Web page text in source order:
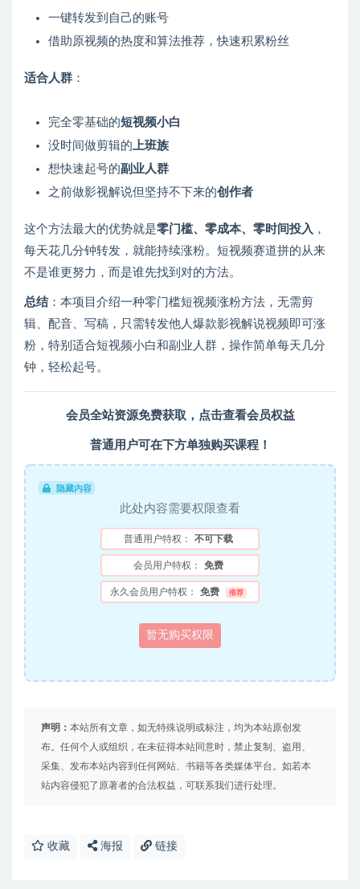
一键转发到自己的账号
借助原视频的热度和算法推荐，快速积累粉丝
适合人群 ：
完全零基础的短视频小白
没时间做剪辑的 上班族
想快速起号的副业人群
之前做影视解说但坚持不下来的创作者
这个方法最大的优势就是零门槛、零成本、零时间投入 ，
每天花几分钟转发，就能持续涨粉。短视频赛道拼的从来
不是谁更努力，而是谁先找到对的方法。
总结：本项目介绍一种零门槛短视频涨粉方法，无需剪
辑、配音、写稿，只需转发他人爆款影视解说视频即可涨
粉，特别适合短视频小白和副业人群，操作简单每天几分
钟，轻松起号。
会员全站资源免费获取， 点击查看会员权益
普通用户可在下方单独购买课程！
隐藏内容
此处内容需要权限查看
普通用户特权： 不可下载
会员用户特权： 免费
永久会员用户特权： 免费 推荐
暂无购买权限
声明： 本站所有文章，如无特殊说明或标注，均为本站原创发
布。任何个人或组织，在未征得本站同意时，禁止复制、盗用、
采集、发布本站内容到任何网站、书籍等各类媒体平台。如若本
站内容侵犯了原著者的合法权益，可联系我们进行处理。
收藏 海报 链接